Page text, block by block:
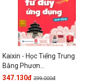
Kaixin - Học Tiếng Trung
Bằng Phươn...
347.130đ 399.000đ